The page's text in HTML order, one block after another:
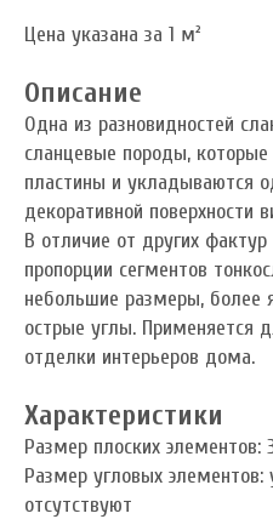
Цена указана за 1 м²
Описание
Одна из разновидностей
сланцевые породы,
пластины и укладываются
декоративной поверхности
В отличие от других
пропорции сегментов
небольшие размеры, более
острые углы. Применяется
отделки интерьеров дома.
Характеристики
Размер плоских элементов:
Размер угловых
отсутствуют